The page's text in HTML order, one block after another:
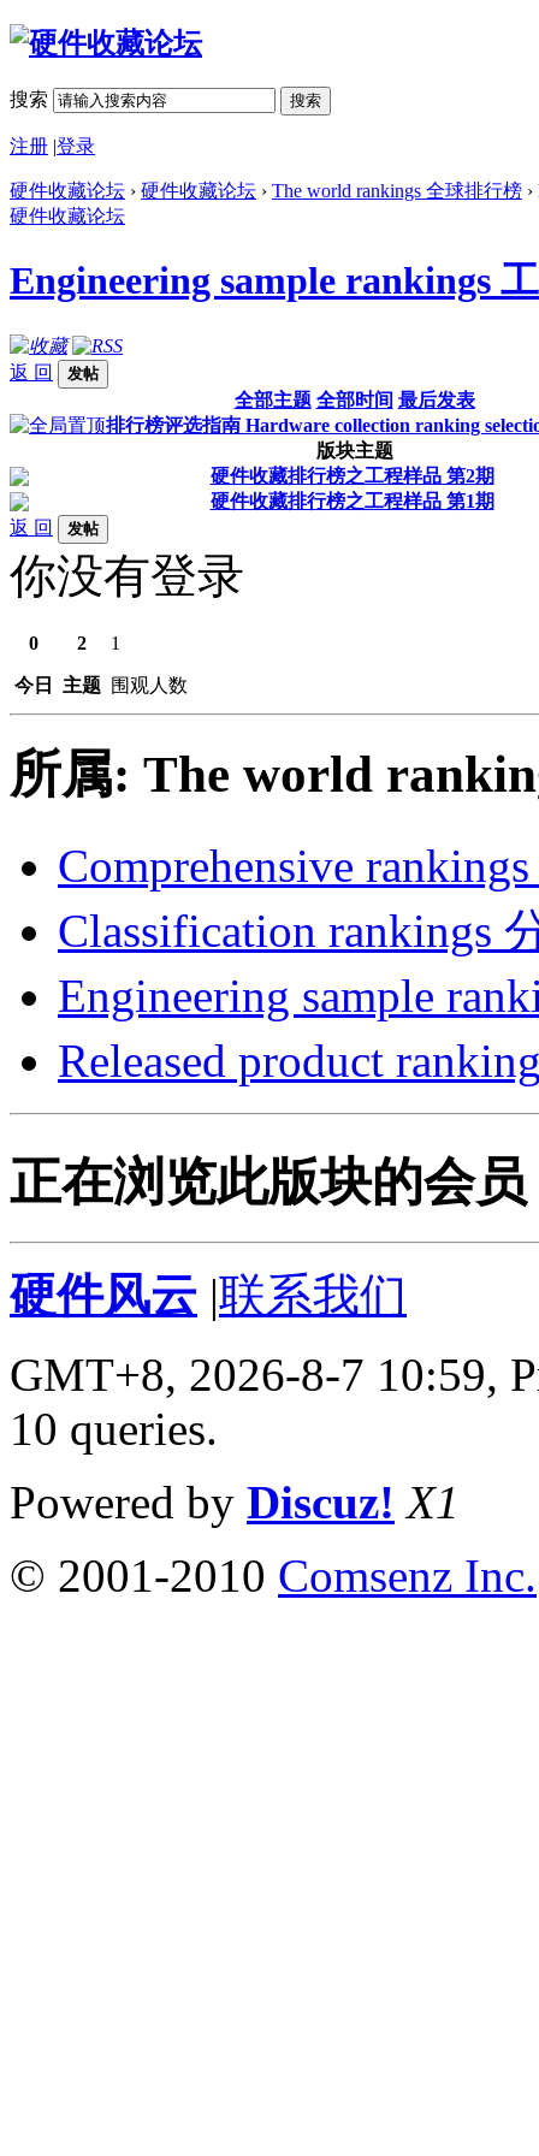
搜索 搜索
注册 |登录
硬件收藏论坛 › 硬件收藏论坛 › The world rankings 全球排行榜
硬件收藏论坛
Engineering sample rankings
返 回 发帖
全部主题 全部时间 最后发表
排行榜评选指南 Hardware collection ranking
版块主题
硬件收藏排行榜之工程样品 第2期
硬件收藏排行榜之工程样品 第1期
返 回
发帖
你没有登录
0
今日
2
主题
1
围观人数
所属: The world
Comprehensive
Classification rankings
Engineering sample
Released product
正在浏览此版块的会员
硬件风云 |联系我们
GMT+8, 2026-8-7 10:59,
10 queries.
Powered by Discuz! X1
© 2001-2010 Comsenz Inc.